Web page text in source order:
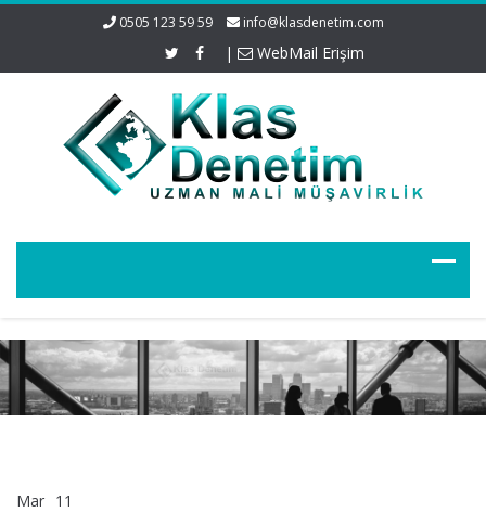
0505 123 59 59 info@klasdenetim.com
| WebMail Erişim
Mar 11